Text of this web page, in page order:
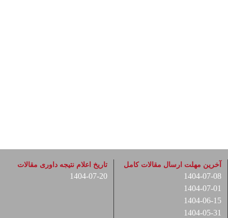
آخرین مهلت ارسال مقالات کامل
1404-07-08
1404-07-01
1404-06-15
1404-05-31
تاریخ اعلام نتیجه داوری مقالات
1404-07-20